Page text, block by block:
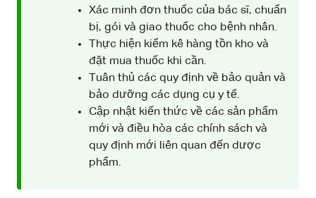
Xác minh đơn thuốc của bác sĩ, chuẩn
bị, gói và giao thuốc cho bệnh nhân.
Thực hiện kiểm kê hàng tồn kho và
đặt mua thuốc khi cần.
Tuân thủ các quy định về bảo quản và
bảo dưỡng các dụng cụ y tế.
Cập nhật kiến thức về các sản phẩm
mới và điều hòa các chính sách và
quy định mới liên quan đến dược
phẩm.